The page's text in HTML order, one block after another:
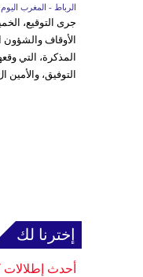
الرباط - المغرب اليوم
جرى التوقيع،
الأوقاف والشؤون
المذكرة، التي
التوفيق، والأمين
إخترنا لك
أحدث